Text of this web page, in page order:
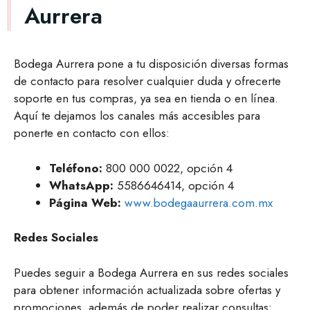
Aurrera
Bodega Aurrera pone a tu disposición diversas formas
de contacto para resolver cualquier duda y ofrecerte
soporte en tus compras, ya sea en tienda o en línea.
Aquí te dejamos los canales más accesibles para
ponerte en contacto con ellos:
Teléfono: 800 000 0022, opción 4
WhatsApp: 5586646414, opción 4
Página Web: www.bodegaaurrera.com.mx
Redes Sociales
Puedes seguir a Bodega Aurrera en sus redes sociales
para obtener información actualizada sobre ofertas y